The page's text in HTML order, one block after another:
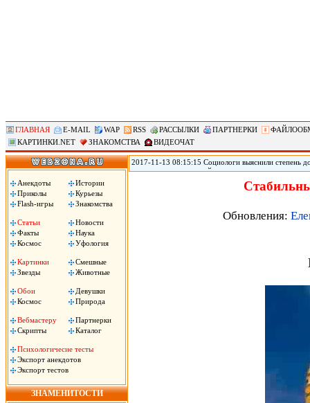
ГЛАВНАЯ E-MAIL WAP RSS РАССЫЛКИ ПАРТНЕРКИ
КАРТИНКИ.NET
ЗНАКОМСТВА ВИДЕОЧАТ
Анекдоты
Истории
Приколы
Курьезы
Flash-игры
Знакомства
Статьи
Новости
Факты
Наука
Космос
Уфология
Картинки
Смешные
Звезды
Животные
Обои
Девушки
Космос
Природа
Вебмастеру
Партнерки
Скрипты
Каталог
Психологичесие тесты
Экспорт анекдотов
Экспорт тестов
ЗНАМЕНИТОСТИ
2017-11-13 08:15:15 Социологи выяснили степень
журналистам и полицейским, следует из
полицейские – 3,12 баллов. При этом 40% заявили,
Обновления: